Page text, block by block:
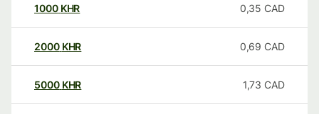
1000 KHR 0,35 CAD
2000 KHR 0,69 CAD
5000 KHR 1,73 CAD